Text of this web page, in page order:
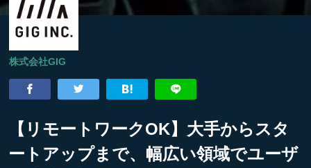
株式会社GIG
【リモートワークOK】大手からスタ
ートアップまで、幅広い領域でユーザ